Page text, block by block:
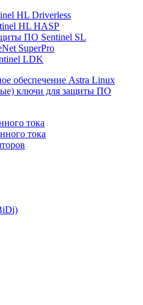
HL Driverless
HL HASP
ПО Sentinel SL
SuperPro
LDK
обеспечение Astra Linux
ключи для защиты ПО
тока
тока